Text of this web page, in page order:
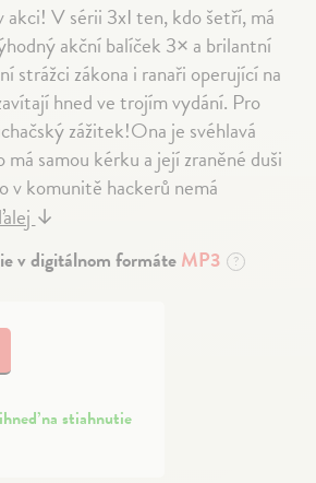
V sérii 3xI ten, kdo šetří, má
akční balíček 3× a brilantní
strážci zákona i ranaři operující na
hned ve trojím vydání. Pro
zážitek!Ona je svéhlavá
má samou kérku a její zraněné duši
v komunitě hackerů nemá
↓
v digitálnom formáteMP3 ?
na stiahnutie